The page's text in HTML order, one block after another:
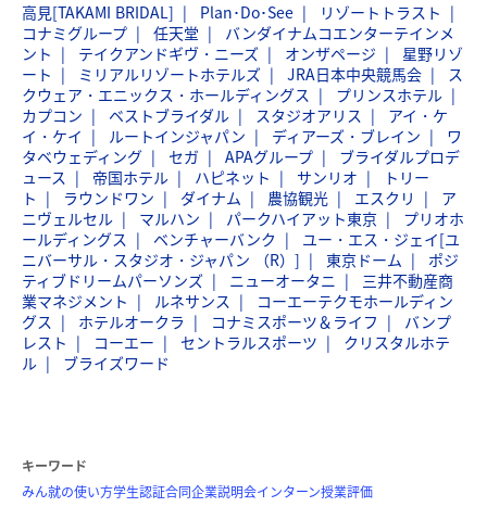
高見[TAKAMI BRIDAL] Plan･Do･See
リゾートトラスト
コナミグループ
任天堂
バンダイナムコエンターテインメ
ント
テイクアンドギヴ・ニーズ オンザページ
星野リゾ
ート
ミリアルリゾートホテルズ JRA日本中央競馬会
ス
クウェア・エニックス・ホールディングス
プリンスホテル
カプコン
ベストブライダル スタジオアリス
アイ・ケ
イ・ケイ
ルートインジャパン ディアーズ・ブレイン
ワ
タベウェディング
セガ APAグループ
ブライダルプロデ
ュース
帝国ホテル ハピネット サンリオ
トリー
ト
ラウンドワン ダイナム 農協観光 エスクリ
ア
ニヴェルセル
マルハン パークハイアット東京
プリオホ
ールディングス
ベンチャーバンク
ユー・エス・ジェイ[ユ
ニバーサル・スタジオ・ジャパン （R）]
東京ドーム
ポジ
ティブドリームパーソンズ
ニューオータニ
三井不動産商
業マネジメント
ルネサンス
コーエーテクモホールディン
グス
ホテルオークラ コナミスポーツ＆ライフ
バンプ
レスト
コーエー セントラルスポーツ
クリスタルホテ
ル
ブライズワード
キーワード
みん就の使い方学生認証合同企業説明会インターン授業評価